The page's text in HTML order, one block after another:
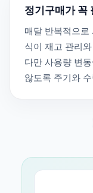
정기구매가 꼭
매달 반복적으
식이 재고 관리
다만 사용량 변
않도록 주기와